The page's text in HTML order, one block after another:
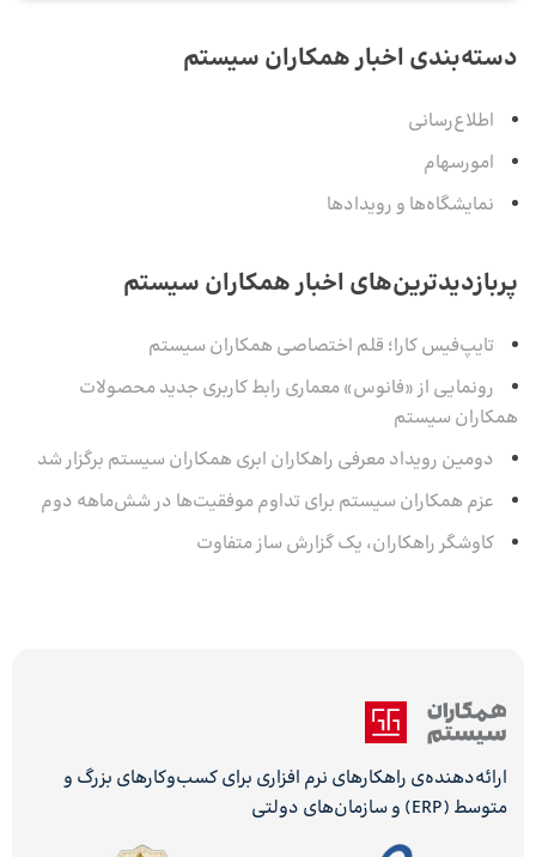
دسته‌بندی اخبار همکاران سیستم
اطلاع‌رسانی
امورسهام
نمایشگاه‌ها و رویدادها
پربازدیدترین‌های اخبار همکاران سیستم
تایپ‌فیس کارا؛ قلم اختصاصی همکاران سیستم
رونمایی از «فانوس» معماری رابط کاربری جدید محصولات
همکاران سیستم
دومین رویداد معرفی راهکاران ابری همکاران سیستم برگزار شد
عزم همکاران سیستم برای تداوم موفقیت‌ها در شش‌ماهه‌ دوم
کاوشگر راهکاران، یک گزارش ساز متفاوت
ارائه‌دهنده‌ی راهکارهای نرم افزاری برای کسب‌وکارهای بزرگ و
متوسط (ERP) و سازمان‌های دولتی